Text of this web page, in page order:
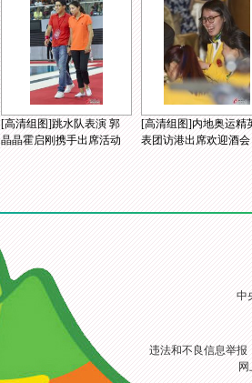
[高清组图]跳水队表演 郭
晶晶霍启刚携手出席活动
[高清组图]内地奥运精
表团访港出席欢迎酒会
中
违法和不良信息举报